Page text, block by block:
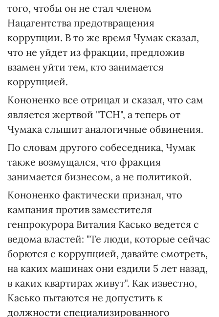
того, чтобы он не стал членом
Нацагентства предотвращения
коррупции. В то же время Чумак сказал,
что не уйдет из фракции, предложив
взамен уйти тем, кто занимается
коррупцией.
Кононенко все отрицал и сказал, что сам
является жертвой "ТСН", а теперь от
Чумака слышит аналогичные обвинения.
По словам другого собеседника, Чумак
также возмущался, что фракция
занимается бизнесом, а не политикой.
Кононенко фактически признал, что
кампания против заместителя
генпрокурора Виталия Касько ведется с
ведома властей: "Те люди, которые сейчас
борются с коррупцией, давайте смотреть,
на каких машинах они ездили 5 лет назад,
в каких квартирах живут". Как известно,
Касько пытаются не допустить к
должности специализированного